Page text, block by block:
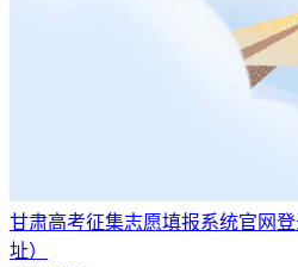
甘肃高考征集志愿填报系统官网
址）